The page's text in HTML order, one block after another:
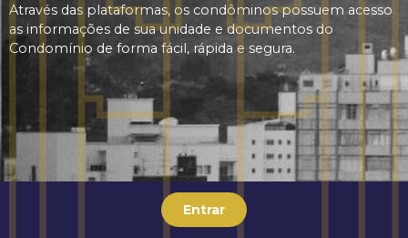
Através das plataformas, os condôminos possuem acesso
as informações de sua unidade e documentos do
Condomínio de forma fácil, rápida e segura.
Entrar